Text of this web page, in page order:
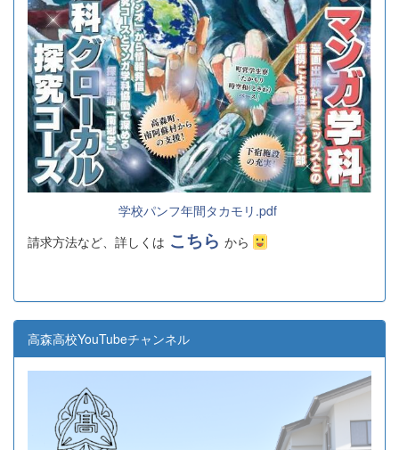
学校パンフ年間タカモリ.pdf
請求方法など、詳しくは こちら から
高森高校YouTubeチャンネル